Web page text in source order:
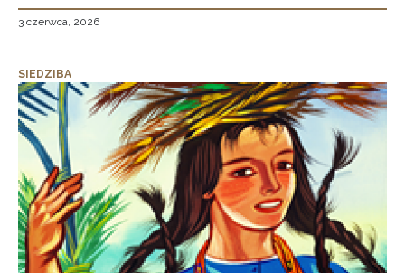
3 czerwca, 2026
SIEDZIBA